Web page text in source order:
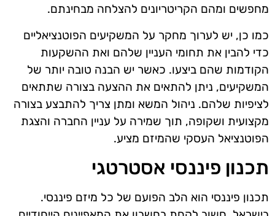
מחפשים ומהם הקריטריונים להצלחה מבחינתם.
כמו כן, יש לערוך מחקר על המשקיעים הפוטנציאליים
כדי להבין את תחומי העניין שלהם ואת ההשקעות
הקודמות שהם ביצעו. כאשר יש הבנה טובה יותר של
המשקיעים, ניתן להתאים את ההצעה בצורה שתתאים
לציפיות שלהם. ניהול המשא ומתן צריך להתבצע בצורה
מקצועית ושקופה, תוך שמירה על עניין החברה והצגת
הפוטנציאל העסקי שהמיזם מציע.
תכנון פיננסי אסטרטגי
תכנון פיננסי הוא הלב הפועם של כל מיזם פיננסי.